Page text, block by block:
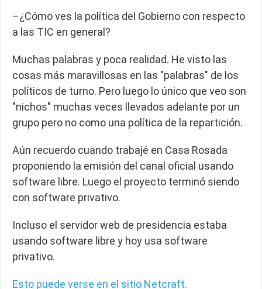
–¿Cómo ves la política del Gobierno con respecto
a las TIC en general?
Muchas palabras y poca realidad. He visto las
cosas más maravillosas en las "palabras" de los
políticos de turno. Pero luego lo único que veo son
"nichos" muchas veces llevados adelante por un
grupo pero no como una política de la repartición.
Aún recuerdo cuando trabajé en Casa Rosada
proponiendo la emisión del canal oficial usando
software libre. Luego el proyecto terminó siendo
con software privativo.
Incluso el servidor web de presidencia estaba
usando software libre y hoy usa software
privativo.
Esto puede verse en el sitio Netcraft.